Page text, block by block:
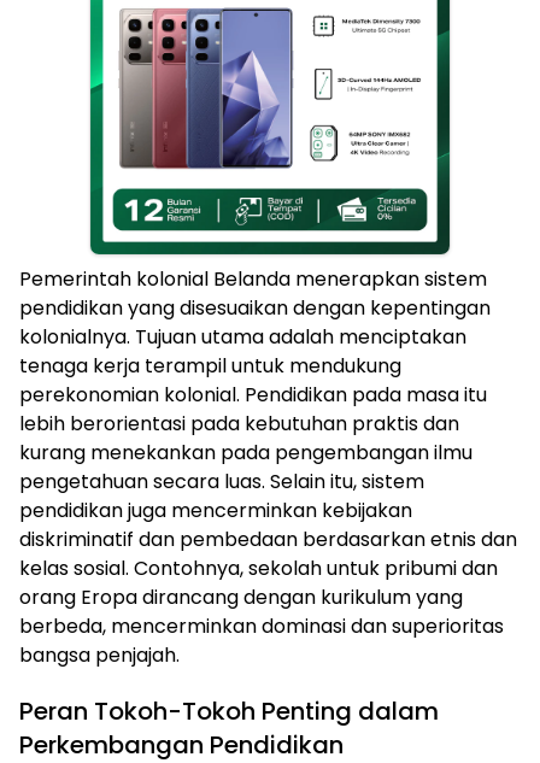
Pemerintah kolonial Belanda menerapkan sistem
pendidikan yang disesuaikan dengan kepentingan
kolonialnya. Tujuan utama adalah menciptakan
tenaga kerja terampil untuk mendukung
perekonomian kolonial. Pendidikan pada masa itu
lebih berorientasi pada kebutuhan praktis dan
kurang menekankan pada pengembangan ilmu
pengetahuan secara luas. Selain itu, sistem
pendidikan juga mencerminkan kebijakan
diskriminatif dan pembedaan berdasarkan etnis dan
kelas sosial. Contohnya, sekolah untuk pribumi dan
orang Eropa dirancang dengan kurikulum yang
berbeda, mencerminkan dominasi dan superioritas
bangsa penjajah.
Peran Tokoh-Tokoh Penting dalam
Perkembangan Pendidikan